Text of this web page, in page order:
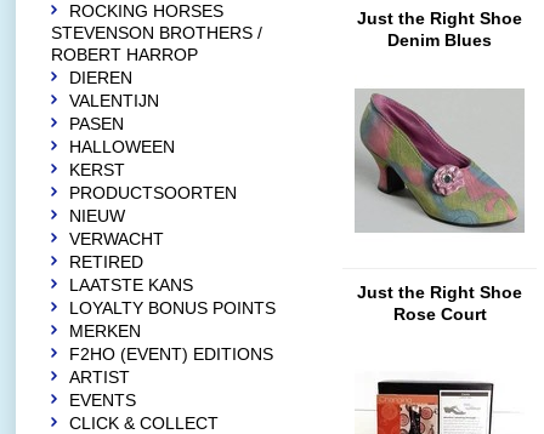
Just the Right Shoe
Denim Blues
Just the Right Shoe
Rose Court
ROCKING HORSES
STEVENSON BROTHERS /
ROBERT HARROP
DIEREN
VALENTIJN
PASEN
HALLOWEEN
KERST
PRODUCTSOORTEN
NIEUW
VERWACHT
RETIRED
LAATSTE KANS
LOYALTY BONUS POINTS
MERKEN
F2HO (EVENT) EDITIONS
ARTIST
EVENTS
CLICK & COLLECT